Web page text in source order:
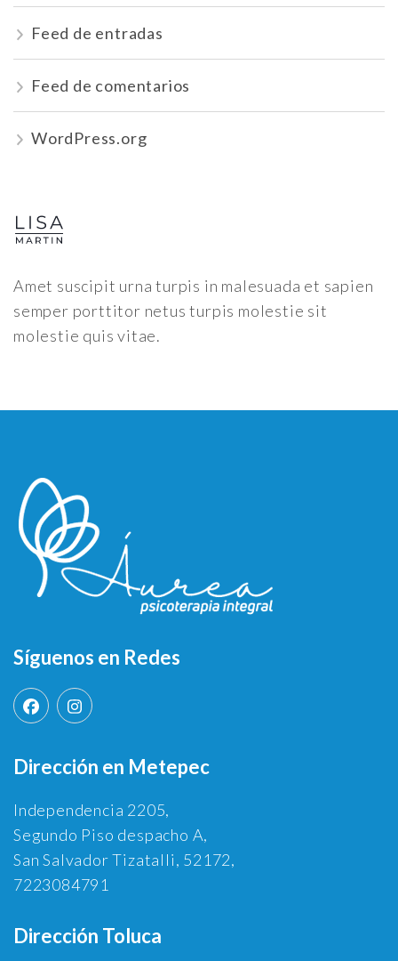
Feed de entradas
Feed de comentarios
WordPress.org
Amet suscipit urna turpis in malesuada et sapien
semper porttitor netus turpis molestie sit
molestie quis vitae.
Síguenos en Redes
Dirección en Metepec
Independencia 2205,
Segundo Piso despacho A,
San Salvador Tizatalli, 52172,
7223084791
Dirección Toluca